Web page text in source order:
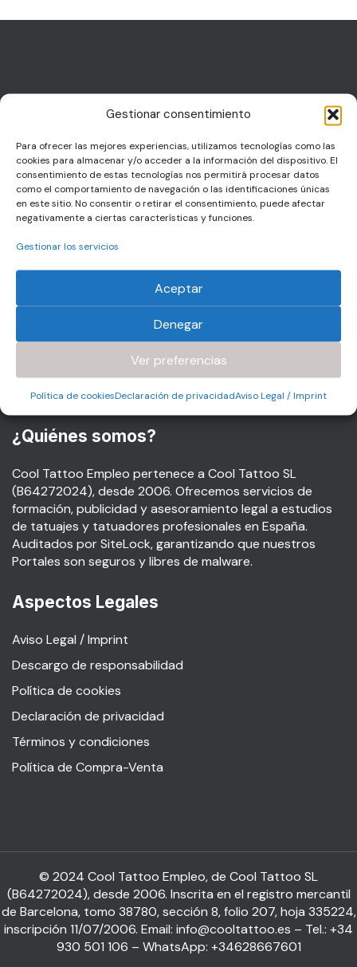
Gestionar consentimiento
Para ofrecer las mejores experiencias, utilizamos tecnologías como las
cookies para almacenar y/o acceder a la información del dispositivo. El
consentimiento de estas tecnologías nos permitirá procesar datos
como el comportamiento de navegación o las identificaciones únicas
en este sitio. No consentir o retirar el consentimiento, puede afectar
negativamente a ciertas características y funciones.
Gestionar los servicios
Aceptar
Denegar
Ver preferencias
Política de cookiesDeclaración de privacidadAviso Legal / Imprint
CTEmpleo está esponsorizado:
Cool Tattoo Empleo ha sido posible gracias a la
esponsorización de marcas como:
Vega Tattoo Supplies
suppliers de España.
, otro de los tattoo suppliers más prestigiosos
de España.
, para el cuidado del tatuaje y
Laserlight: los mejores láseres para el borrado de
tatuajes.
¿Quiénes somos?
Cool Tattoo Empleo pertenece a Cool Tattoo SL
(B64272024), desde 2006. Ofrecemos servicios de
formación, publicidad y asesoramiento legal a estudios
de tatuajes y tatuadores profesionales en España.
Auditados por SiteLock, garantizando que nuestros
Portales son seguros y libres de malware.
Aspectos Legales
Aviso Legal / Imprint
Descargo de responsabilidad
Política de cookies
Declaración de privacidad
Términos y condiciones
Política de Compra-Venta
© 2024 Cool Tattoo Empleo, de Cool Tattoo SL
(B64272024), desde 2006. Inscrita en el registro mercantil
de Barcelona, tomo 38780, sección 8, folio 207, hoja 335224,
inscripción 11/07/2006. Email: info@cooltattoo.es – Tel.: +34
930 501 106 – WhatsApp: +34628667601